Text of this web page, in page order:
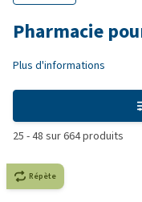
Pharmacie
Plus d'informations
25 -48 sur664produits
Répète